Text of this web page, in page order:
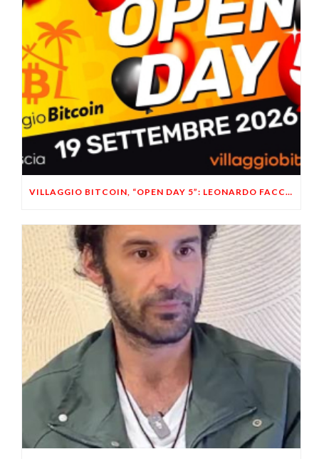
VILLAGGIO BITCOIN, “OPEN DAY 5”: LEONARDO FACCO OSPITE A BRESCIA